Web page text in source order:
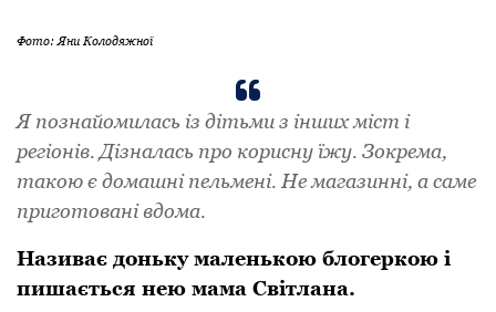
Фото: Яни Колодяжної
Я познайомилась із дітьми з інших міст і
регіонів. Дізналась про корисну їжу. Зокрема,
такою є домашні пельмені. Не магазинні, а саме
приготовані вдома.
Називає доньку маленькою блогеркою і
пишається нею мама Світлана.